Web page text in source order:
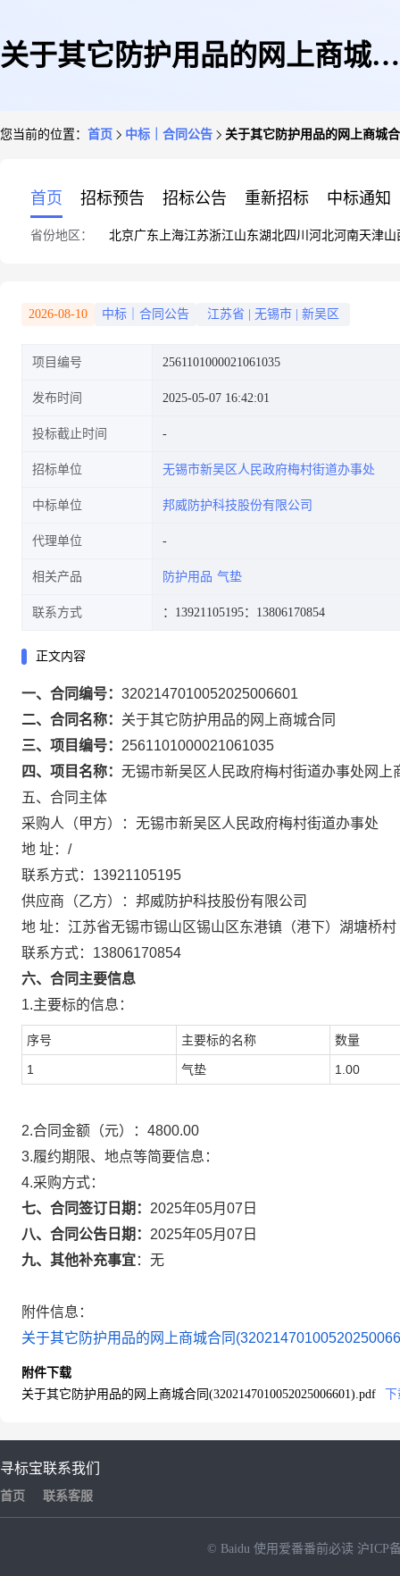
关于其它防护用品的网上商城合
您当前的位置： 首页 中标｜合同公告 关于其它防护用品的网上商城
首页 招标预告 招标公告 重新招标 中标通知
省份地区： 北京广东 上海江苏浙江山东湖北四川 河北河南天津山
2026-08-10 中标｜合同公告 江苏省 无锡市 新吴区
项目编号 2561101000021061035
发布时间 2025-05-07 16:42:01
投标截止时间
招标单位 无锡市新吴区人民政府梅村街道办事处
中标单位 邦威防护科技股份有限公司
代理单位
相关产品 防护用品 气垫
联系方式 ：13921105195：13806170854
正文内容
一、合同编号： 3202147010052025006601
二、合同名称： 关于其它防护用品的网上商城合同
三、项目编号： 2561101000021061035
四、项目名称： 无锡市新吴区人民政府梅村街道办事处网上
五、合同主体
采购人（甲方）： 无锡市新吴区人民政府梅村街道办事处
地 址： /
联系方式： 13921105195
供应商（乙方）： 邦威防护科技股份有限公司
地 址： 江苏省无锡市锡山区锡山区东港镇（港下）湖塘桥村
联系方式： 13806170854
六、合同主要信息
1.主要标的信息：
序号 主要标的名称 数量
1 气垫 1.00
2.合同金额（元）： 4800.00
3.履约期限、地点等简要信息：
4.采购方式：
七、合同签订日期： 2025年05月07日
八、合同公告日期： 2025年05月07日
九、其他补充事宜： 无
附件信息：
关于其它防护用品的网上商城合同
附件下载
关于其它防护用品的网上商城合同(3202147010052025006601).pdf
寻标宝
首页
联系我们
联系客服
© Baidu 使用爱番番前必读 沪ICP